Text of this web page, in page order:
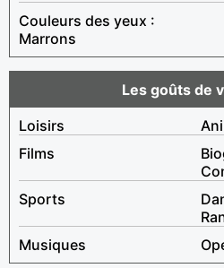
Couleurs des yeux :
Marrons
Les goûts de
Loisirs
Films
Sports
Musiques